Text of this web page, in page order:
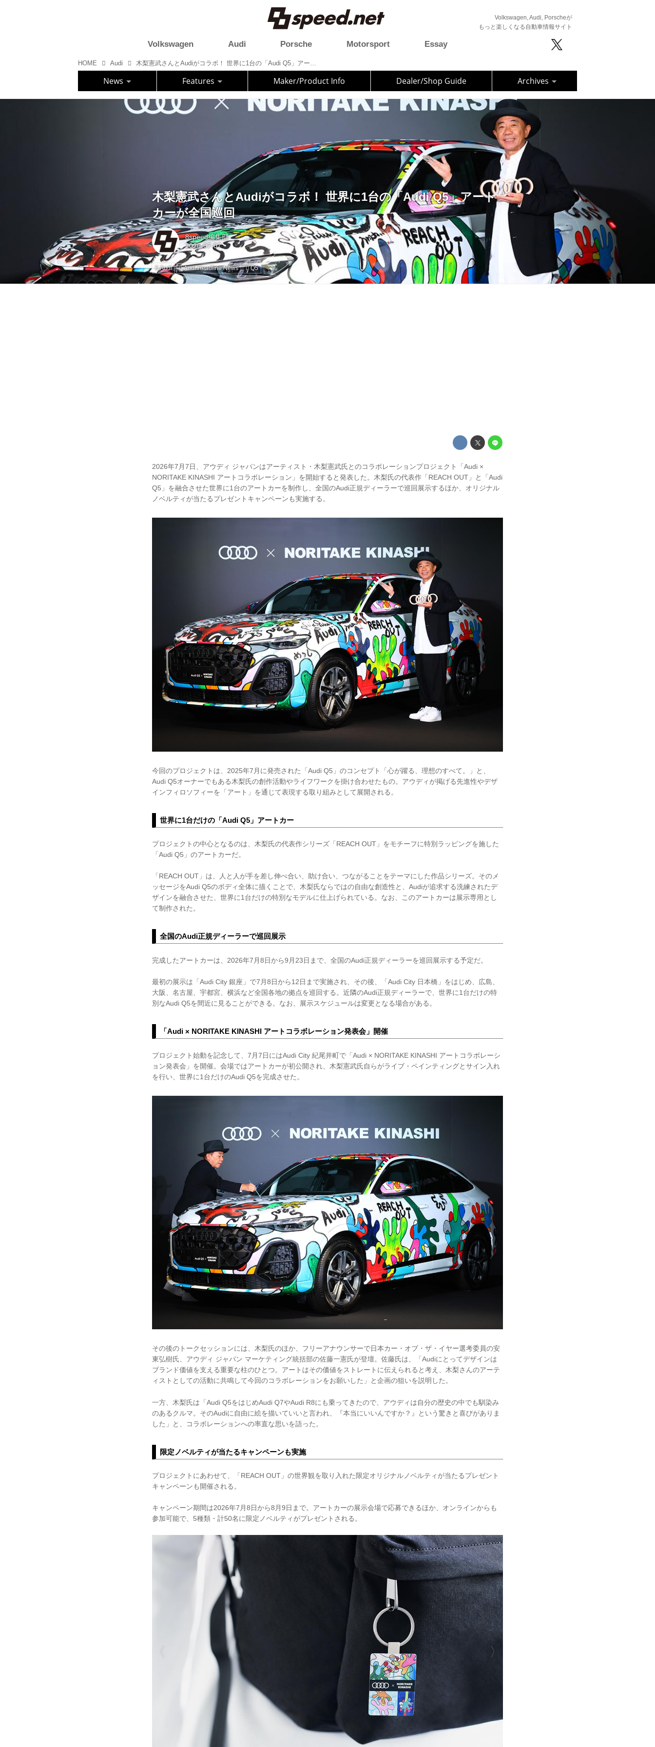
Volkswagen, Audi, Porscheが
もっと楽しくなる自動車情報サイト
Volkswagen Audi Porsche Motorsport Essay
HOME Audi 木梨憲武さんとAudiがコラボ！ 世界に1台の「Audi Q5」アートカーが全国巡回
News Features Maker/Product Info Dealer/Shop Guide Archives
木梨憲武さんとAudiがコラボ！ 世界に1台の「Audi Q5」アート
カーが全国巡回
8speed編集部
Audi Audi Headline News Q5
2026年7月7日、アウディ ジャパンはアーティスト・木梨憲武氏とのコラボレーションプロジェクト「Audi ×
NORITAKE KINASHI アートコラボレーション」を開始すると発表した。木梨氏の代表作「REACH OUT」と「Audi
Q5」を融合させた世界に1台のアートカーを制作し、全国のAudi正規ディーラーで巡回展示するほか、オリジナル
ノベルティが当たるプレゼントキャンペーンも実施する。
今回のプロジェクトは、2025年7月に発売された「Audi Q5」のコンセプト「心が躍る、理想のすべて。」と、
Audi Q5オーナーでもある木梨氏の創作活動やライフワークを掛け合わせたもの。アウディが掲げる先進性やデザ
インフィロソフィーを「アート」を通じて表現する取り組みとして展開される。
世界に1台だけの「Audi Q5」アートカー
プロジェクトの中心となるのは、木梨氏の代表作シリーズ「REACH OUT」をモチーフに特別ラッピングを施した
「Audi Q5」のアートカーだ。
「REACH OUT」は、人と人が手を差し伸べ合い、助け合い、つながることをテーマにした作品シリーズ。そのメ
ッセージをAudi Q5のボディ全体に描くことで、木梨氏ならではの自由な創造性と、Audiが追求する洗練されたデ
ザインを融合させた、世界に1台だけの特別なモデルに仕上げられている。なお、このアートカーは展示専用とし
て制作された。
全国のAudi正規ディーラーで巡回展示
完成したアートカーは、2026年7月8日から9月23日まで、全国のAudi正規ディーラーを巡回展示する予定だ。
最初の展示は「Audi City 銀座」で7月8日から12日まで実施され、その後、「Audi City 日本橋」をはじめ、広島、
大阪、名古屋、宇都宮、横浜など全国各地の拠点を巡回する。近隣のAudi正規ディーラーで、世界に1台だけの特
別なAudi Q5を間近に見ることができる。なお、展示スケジュールは変更となる場合がある。
「Audi × NORITAKE KINASHI アートコラボレーション発表会」開催
プロジェクト始動を記念して、7月7日にはAudi City 紀尾井町で「Audi × NORITAKE KINASHI アートコラボレーシ
ョン発表会」を開催。会場ではアートカーが初公開され、木梨憲武氏自らがライブ・ペインティングとサイン入れ
を行い、世界に1台だけのAudi Q5を完成させた。
その後のトークセッションには、木梨氏のほか、フリーアナウンサーで日本カー・オブ・ザ・イヤー選考委員の安
東弘樹氏、アウディ ジャパン マーケティング統括部の佐藤一憲氏が登壇。佐藤氏は、「Audiにとってデザインは
ブランド価値を支える重要な柱のひとつ。アートはその価値をストレートに伝えられると考え、木梨さんのアーテ
ィストとしての活動に共鳴して今回のコラボレーションをお願いした」と企画の狙いを説明した。
一方、木梨氏は「Audi Q5をはじめAudi Q7やAudi R8にも乗ってきたので、アウディは自分の歴史の中でも馴染み
のあるクルマ。そのAudiに自由に絵を描いていいと言われ、『本当にいいんですか？』という驚きと喜びがありま
した」と、コラボレーションへの率直な思いを語った。
限定ノベルティが当たるキャンペーンも実施
プロジェクトにあわせて、「REACH OUT」の世界観を取り入れた限定オリジナルノベルティが当たるプレゼント
キャンペーンも開催される。
キャンペーン期間は2026年7月8日から8月9日まで。アートカーの展示会場で応募できるほか、オンラインからも
参加可能で、5種類・計50名に限定ノベルティがプレゼントされる。